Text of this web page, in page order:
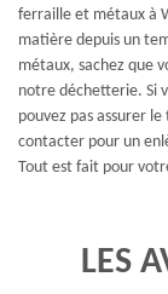
ferraille et métaux à
matière depuis un
métaux, sachez que
notre déchetterie. Si
pouvez pas assurer
contacter pour un
Tout est fait pour
LES